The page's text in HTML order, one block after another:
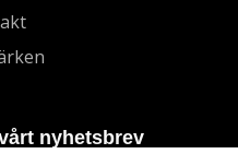
nyhetsbrev